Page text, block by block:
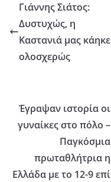
Γιάννης Σιάτος:
Δυστυχώς, η
Καστανιά μας κάηκε
ολοσχερώς
Έγραψαν ιστορία οι
γυναίκες στο πόλο –
Παγκόσμια
πρωταθλήτρια η
Ελλάδα με το 12-9 επί